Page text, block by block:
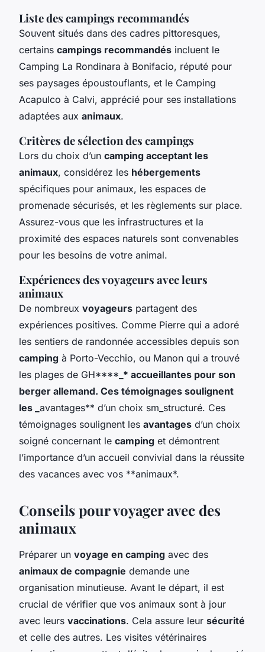
Liste des campings recommandés
Souvent situés dans des cadres pittoresques,
certains campings recommandés incluent le
Camping La Rondinara à Bonifacio, réputé pour
ses paysages époustouflants, et le Camping
Acapulco à Calvi, apprécié pour ses installations
adaptées aux animaux.
Critères de sélection des campings
Lors du choix d’un camping acceptant les
animaux, considérez les hébergements
spécifiques pour animaux, les espaces de
promenade sécurisés, et les règlements sur place.
Assurez-vous que les infrastructures et la
proximité des espaces naturels sont convenables
pour les besoins de votre animal.
Expériences des voyageurs avec leurs
animaux
De nombreux voyageurs partagent des
expériences positives. Comme Pierre qui a adoré
les sentiers de randonnée accessibles depuis son
camping à Porto-Vecchio, ou Manon qui a trouvé
les plages de GH**** _* accueillantes pour son
berger allemand. Ces témoignages soulignent
les _ avantages** d’un choix sm_structuré. Ces
témoignages soulignent les avantages d’un choix
soigné concernant le camping et démontrent
l’importance d’un accueil convivial dans la réussite
des vacances avec vos **animaux*.
Conseils pour voyager avec des
animaux
Préparer un voyage en camping avec des
animaux de compagnie demande une
organisation minutieuse. Avant le départ, il est
crucial de vérifier que vos animaux sont à jour
avec leurs vaccinations. Cela assure leur sécurité
et celle des autres. Les visites vétérinaires